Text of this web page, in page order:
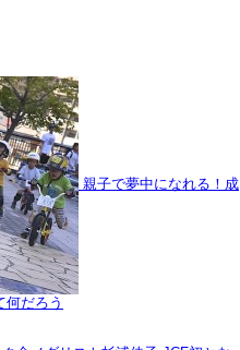
親子で夢中になれる！成
何だろう